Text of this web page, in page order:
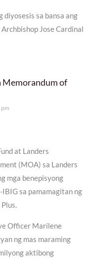
diyosesis sa bansa ang
Jose Cardinal
Memorandum of
at Landers
(MOA) sa Landers
mga benepisyong
sa pamamagitan ng
Officer Marilene
ng mas maraming
aktibong